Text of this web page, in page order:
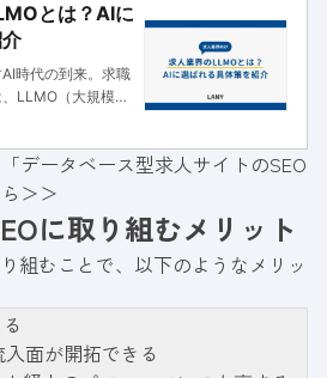
とは？AIに
時代の到来。求職
LLMO（大規模言
ます。具体策をわ
データベース型求人サイトのSEO
＞＞
に取り組むメリット
組むことで、以下のようなメリッ
面が開拓できる